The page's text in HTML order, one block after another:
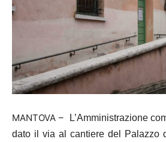
MANTOVA –
L’Amministrazione
dato il via al cantiere del Palazzo